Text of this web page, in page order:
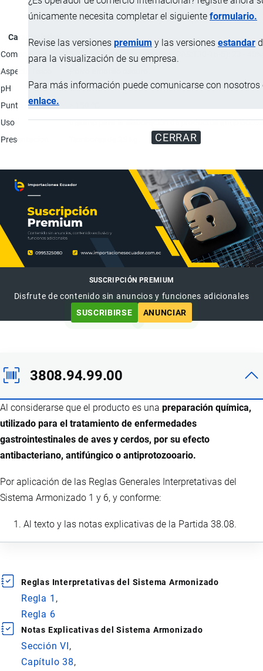
únicamente necesita completar el siguiente formulario.
Revise las versiones premium y las versiones estandar
para la visualización de su empresa.
Para más información puede comunicarse con nosotros
enlace.
CERRAR
Característica
Composición (p/v)
5-chloro-8-hydroxyquinoline (CAS:130-16-5): 23 -
Aspecto físico
pH
5.8 - 5.9
Punto de fusión
Uso
Insumo para la elaboración de productos
Presentación
SUSCRIPCIÓN PREMIUM
Disfrute de contenido sin anuncios y funciones adicionales
SUSCRIBIRSE
ANUNCIAR
3808.94.99.00
Al considerarse que el producto es una preparación química,
utilizado para el tratamiento de enfermedades
gastrointestinales de aves y cerdos, por su efecto
antibacteriano, antifúngico o antiprotozooario.
Por aplicación de las Reglas Generales Interpretativas del
Sistema Armonizado 1 y 6, y conforme:
Al texto y las notas explicativas de la Partida 38.08.
Reglas Interpretativas del Sistema Armonizado
Regla 1
Regla 6
Notas Explicativas del Sistema Armonizado
Sección VI
Capítulo 38